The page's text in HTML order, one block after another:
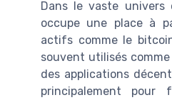
Dans le vaste univers
occupe une place à
actifs comme le
souvent utilisés
des applications
principalement pour